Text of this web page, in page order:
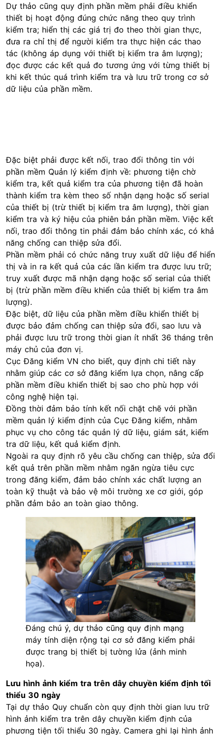
Dự thảo cũng quy định phần mềm phải điều khiển
thiết bị hoạt động đúng chức năng theo quy trình
kiểm tra; hiển thị các giá trị đo theo thời gian thực,
đưa ra chỉ thị để người kiểm tra thực hiện các thao
tác (không áp dụng với thiết bị kiểm tra âm lượng);
đọc được các kết quả đo tương ứng với từng thiết bị
khi kết thúc quá trình kiểm tra và lưu trữ trong cơ sở
dữ liệu của phần mềm.
Đặc biệt phải được kết nối, trao đổi thông tin với
phần mềm Quản lý kiểm định về: phương tiện chờ
kiểm tra, kết quả kiểm tra của phương tiện đã hoàn
thành kiểm tra kèm theo số nhận dạng hoặc số serial
của thiết bị (trừ thiết bị kiểm tra âm lượng), thời gian
kiểm tra và ký hiệu của phiên bản phần mềm. Việc kết
nối, trao đổi thông tin phải đảm bảo chính xác, có khả
năng chống can thiệp sửa đổi.
Phần mềm phải có chức năng truy xuất dữ liệu để hiển
thị và in ra kết quả của các lần kiểm tra được lưu trữ;
truy xuất được mã nhận dạng hoặc số serial của thiết
bị (trừ phần mềm điều khiển của thiết bị kiểm tra âm
lượng).
Đặc biệt, dữ liệu của phần mềm điều khiển thiết bị
được bảo đảm chống can thiệp sửa đổi, sao lưu và
phải được lưu trữ trong thời gian ít nhất 36 tháng trên
máy chủ của đơn vị.
Cục Đăng kiểm VN cho biết, quy định chi tiết này
nhằm giúp các cơ sở đăng kiểm lựa chọn, nâng cấp
phần mềm điều khiển thiết bị sao cho phù hợp với
công nghệ hiện tại.
Đồng thời đảm bảo tính kết nối chặt chẽ với phần
mềm quản lý kiểm định của Cục Đăng kiểm, nhằm
phục vụ cho công tác quản lý dữ liệu, giám sát, kiểm
tra dữ liệu, kết quả kiểm định.
Ngoài ra quy định rõ yêu cầu chống can thiệp, sửa đổi
kết quả trên phần mềm nhằm ngăn ngừa tiêu cực
trong đăng kiểm, đảm bảo chính xác chất lượng an
toàn kỹ thuật và bảo vệ môi trường xe cơ giới, góp
phần đảm bảo an toàn giao thông.
Đáng chú ý, dự thảo cũng quy định mạng
máy tính diện rộng tại cơ sở đăng kiểm phải
được trang bị thiết bị tường lửa (ảnh minh
họa).
Lưu hình ảnh kiểm tra trên dây chuyền kiểm định tối
thiểu 30 ngày
Tại dự thảo Quy chuẩn còn quy định thời gian lưu trữ
hình ảnh kiểm tra trên dây chuyền kiểm định của
phương tiện tối thiểu 30 ngày. Camera ghi lại hình ảnh